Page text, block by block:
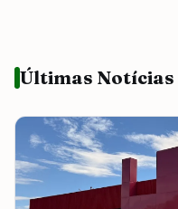
Últimas Notícias